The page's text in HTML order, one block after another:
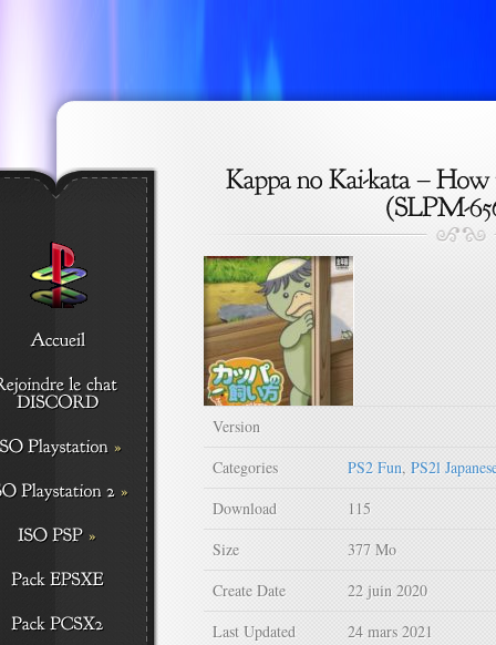
Version
Categories
PS2 Fun, PS2l
Download
115
Size
377 Mo
Create Date
22 juin 2020
Last Updated
24 mars 2021